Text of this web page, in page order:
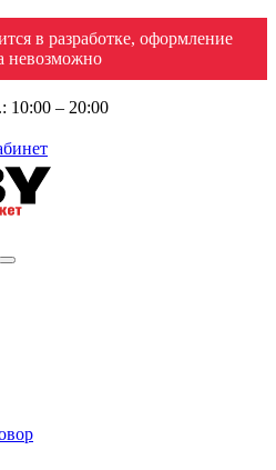
в разработке, оформление
невозможно
10:00 – 20:00